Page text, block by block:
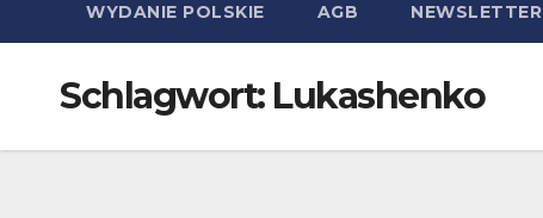
WYDANIE POLSKIE AGB NEWSLETTER
Schlagwort: Lukashenko